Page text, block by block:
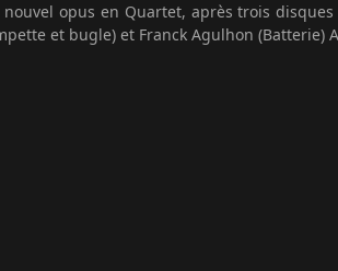
opus en Quartet, après trois disques
et bugle) et Franck Agulhon (Batterie)